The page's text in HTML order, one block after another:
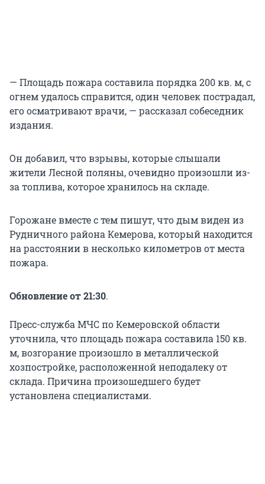
— Площадь пожара составила порядка 200 кв. м, с
огнем удалось справится, один человек пострадал,
его осматривают врачи, — рассказал собеседник
издания.
Он добавил, что взрывы, которые слышали
жители Лесной поляны, очевидно произошли из-
за топлива, которое хранилось на складе.
Горожане вместе с тем пишут, что дым виден из
Рудничного района Кемерова, который находится
на расстоянии в несколько километров от места
пожара.
Обновление от 21:30.
Пресс-служба МЧС по Кемеровской области
уточнила, что площадь пожара составила 150 кв.
м, возгорание произошло в металлической
хозпостройке, расположенной неподалеку от
склада. Причина произошедшего будет
установлена специалистами.